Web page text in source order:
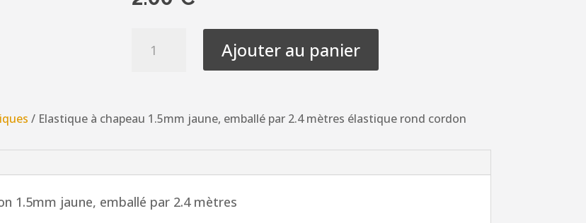
chapeau
jaune,
2.4
Ajouter au panier
/ Elastique à chapeau 1.5mm jaune, emballé par 2.4 mètres élastique rond cordon
1.5mm jaune, emballé par 2.4 mètres